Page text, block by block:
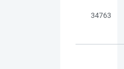
34763